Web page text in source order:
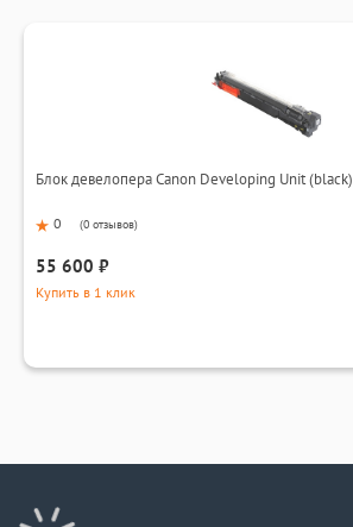
Блок девелопера Canon Developing Unit (black)
0 (0 отзывов)
55 600 ₽
Купить в 1 клик